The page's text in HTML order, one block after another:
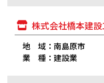
株式会社橋本建
地 域：南島原市
業 種：建設業